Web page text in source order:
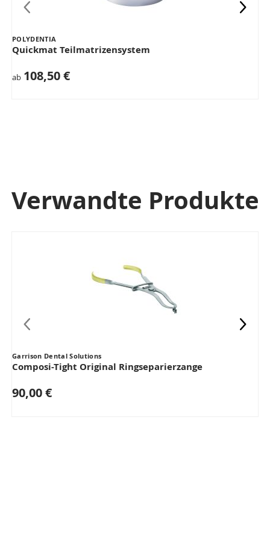
POLYDENTIA
Quickmat Teilmatrizensystem
ab 108,50 €
Verwandte Produkte
Garrison Dental Solutions
Composi-Tight Original Ringseparierzange
90,00 €